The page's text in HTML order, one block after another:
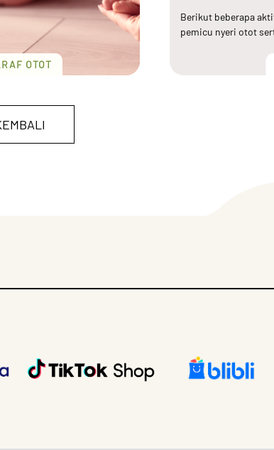
OTOT
Berikut beberapa
pemicu nyeri otot